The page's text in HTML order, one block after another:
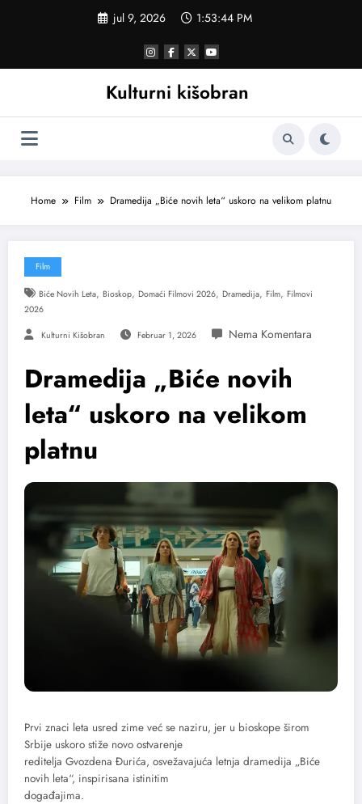
jul 9, 2026 1:53:45 PM
Kulturni kišobran
Home Film Dramedija „Biće novih leta“ uskoro na velikom platnu
Film
Biće Novih Leta, Bioskop, Domaći Filmovi 2026, Dramedija, Film, Filmovi
2026
Kulturni Kišobran Februar 1, 2026
Dramedija „Biće novih
leta“ uskoro na velikom
platnu
Prvi znaci leta usred zime već se naziru, jer u bioskope širom
Srbije uskoro stiže novo ostvarenje
reditelja Gvozdena Đurića, osvežavajuća letnja dramedija „Biće
novih leta“, inspirisana istinitim
događajima.